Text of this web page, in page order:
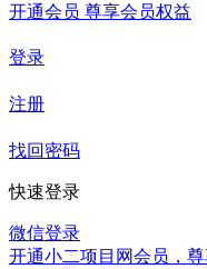
开通会员 尊享会员权益
登录
注册
找回密码
快速登录
微信登录
开通小二项目网会员，